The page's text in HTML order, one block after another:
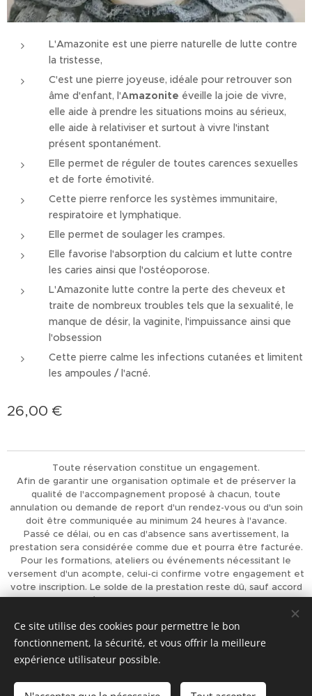
L'Amazonite est une pierre naturelle de lutte contre
la tristesse,
C'est une pierre joyeuse, idéale pour retrouver son
âme d'enfant, l'Amazonite éveille la joie de vivre,
elle aide à prendre les situations moins au sérieux,
elle aide à relativiser et surtout à vivre l'instant
présent spontanément.
Elle permet de réguler de toutes carences sexuelles
et de forte émotivité.
Cette pierre renforce les systèmes immunitaire,
respiratoire et lymphatique.
Elle permet de soulager les crampes.
Elle favorise l'absorption du calcium et lutte contre
les caries ainsi que l'ostéoporose.
L'Amazonite lutte contre la perte des cheveux et
traite de nombreux troubles tels que la sexualité, le
manque de désir, la vaginite, l'impuissance ainsi que
l'obsession
Cette pierre calme les infections cutanées et limitent
les ampoules / l'acné.
26,00 €
Toute réservation constitue un engagement.
Afin de garantir une organisation optimale et de préserver la
qualité de l'accompagnement proposé à chacun, toute
annulation ou demande de report d'un rendez-vous ou d'un soin
doit être communiquée au minimum 24 heures à l'avance.
Passé ce délai, ou en cas d'absence sans avertissement, la
prestation sera considérée comme due et pourra être facturée.
Pour les formations, ateliers ou événements nécessitant le
versement d'un acompte, celui-ci confirme votre engagement et
votre inscription. Le solde de la prestation reste dû, sauf accord
préalable de L'Univers d'Achaiah.
permettent d'offrir à chacun un accompagnement de qualité.
Optimisé parWebnode Cookies
Ce site utilise des cookies pour permettre le bon
fonctionnement, la sécurité, et vous offrir la meilleure
expérience utilisateur possible.